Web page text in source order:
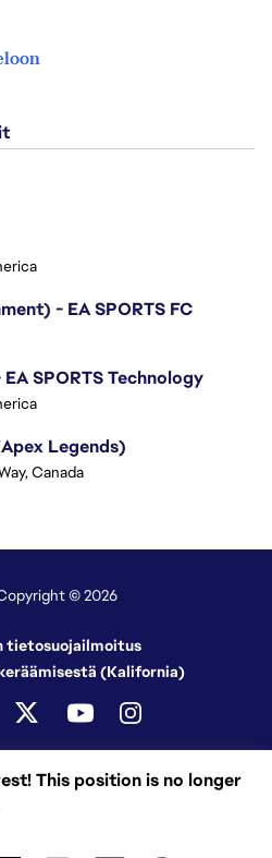
This position is no longer
- EA SPORTS FC
SPORTS Technology
Legends)
Canada
© 2026
tietosuojailmoitus
(Kalifornia)